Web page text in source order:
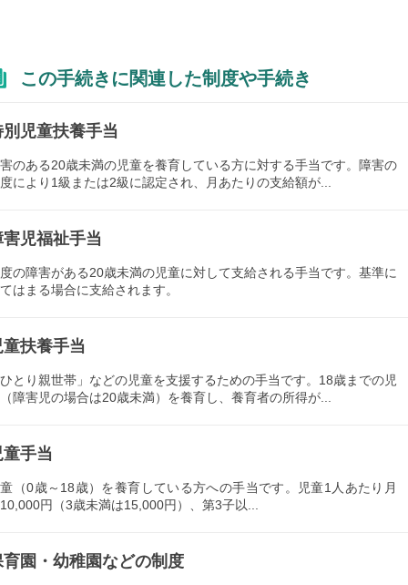
この手続きに関連した制度や手続き
別児童扶養手当
のある20歳未満の児童を養育している方に対する手当です。障害の
により1級または2級に認定され、月あたりの支給額が...
害児福祉手当
の障害がある20歳未満の児童に対して支給される手当です。基準に
はまる場合に支給されます。
童扶養手当
とり親世帯」などの児童を支援するための手当です。18歳までの児
障害児の場合は20歳未満）を養育し、養育者の所得が...
童手当
（0歳～18歳）を養育している方への手当です。児童1人あたり月
円（3歳未満は15,000円）、第3子以...
育園・幼稚園などの制度